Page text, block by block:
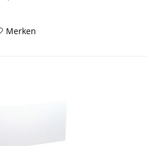
Merken